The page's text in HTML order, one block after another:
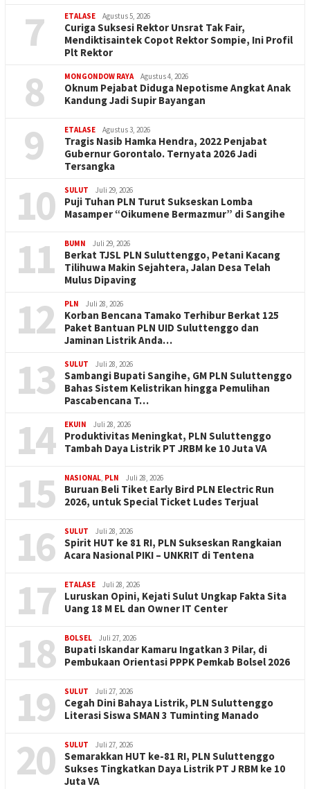
7 ETALASE Agustus 5, 2026
Curiga Suksesi Rektor Unsrat Tak Fair,
Mendiktisaintek Copot Rektor Sompie, Ini Profil
Plt Rektor
8 MONGONDOW RAYA Agustus 4, 2026
Oknum Pejabat Diduga Nepotisme Angkat Anak
Kandung Jadi Supir Bayangan
9 ETALASE Agustus 3, 2026
Tragis Nasib Hamka Hendra, 2022 Penjabat
Gubernur Gorontalo. Ternyata 2026 Jadi
Tersangka
10 SULUT Juli 29, 2026
Puji Tuhan PLN Turut Sukseskan Lomba
Masamper “Oikumene Bermazmur” di Sangihe
11 BUMN Juli 29, 2026
Berkat TJSL PLN Suluttenggo, Petani Kacang
Tilihuwa Makin Sejahtera, Jalan Desa Telah
Mulus Dipaving
12 PLN Juli 28, 2026
Korban Bencana Tamako Terhibur Berkat 125
Paket Bantuan PLN UID Suluttenggo dan
Jaminan Listrik Anda…
13 SULUT Juli 28, 2026
Sambangi Bupati Sangihe, GM PLN Suluttenggo
Bahas Sistem Kelistrikan hingga Pemulihan
Pascabencana T…
14 EKUIN Juli 28, 2026
Produktivitas Meningkat, PLN Suluttenggo
Tambah Daya Listrik PT JRBM ke 10 Juta VA
15 NASIONAL, PLN Juli 28, 2026
Buruan Beli Tiket Early Bird PLN Electric Run
2026, untuk Special Ticket Ludes Terjual
16 SULUT Juli 28, 2026
Spirit HUT ke 81 RI, PLN Sukseskan Rangkaian
Acara Nasional PIKI – UNKRIT di Tentena
17 ETALASE Juli 28, 2026
Luruskan Opini, Kejati Sulut Ungkap Fakta Sita
Uang 18 M EL dan Owner IT Center
18 BOLSEL Juli 27, 2026
Bupati Iskandar Kamaru Ingatkan 3 Pilar, di
Pembukaan Orientasi PPPK Pemkab Bolsel 2026
19 SULUT Juli 27, 2026
Cegah Dini Bahaya Listrik, PLN Suluttenggo
Literasi Siswa SMAN 3 Tuminting Manado
20 SULUT Juli 27, 2026
Semarakkan HUT ke-81 RI, PLN Suluttenggo
Sukses Tingkatkan Daya Listrik PT J RBM ke 10
Juta VA